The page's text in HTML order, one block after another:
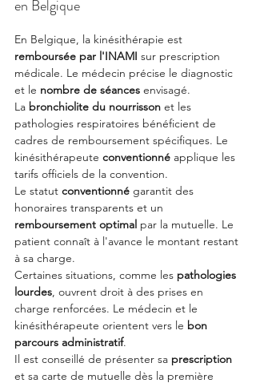
en Belgique
En Belgique, la kinésithérapie est
remboursée par l'INAMI sur prescription
médicale. Le médecin précise le diagnostic
et le nombre de séances envisagé.
La bronchiolite du nourrisson et les
pathologies respiratoires bénéficient de
cadres de remboursement spécifiques. Le
kinésithérapeute conventionné applique les
tarifs officiels de la convention.
Le statut conventionné garantit des
honoraires transparents et un
remboursement optimal par la mutuelle. Le
patient connaît à l'avance le montant restant
à sa charge.
Certaines situations, comme les pathologies
lourdes, ouvrent droit à des prises en
charge renforcées. Le médecin et le
kinésithérapeute orientent vers le bon
parcours administratif.
Il est conseillé de présenter sa prescription
et sa carte de mutuelle dès la première